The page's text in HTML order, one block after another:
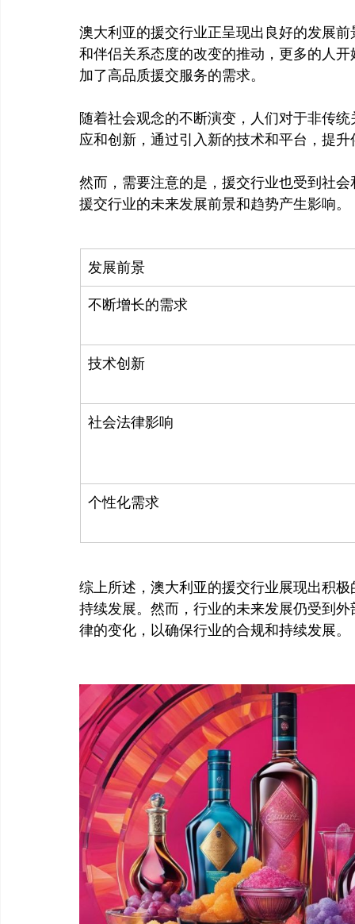
澳大利亚的援交行业正呈现出良好的发展
和伴侣关系态度的改变的推动，更多的人
加了高品质援交服务的需求。
随着社会观念的不断演变，人们对于非传
应和创新，通过引入新的技术和平台，提
然而，需要注意的是，援交行业也受到社
发展前景
不断增长的需求
技术创新
社会法律影响
个性化需求
综上所述，澳大利亚的援交行业展现出积
持续发展。然而，行业的未来发展仍受到
律的变化，以确保行业的合规和持续发展。